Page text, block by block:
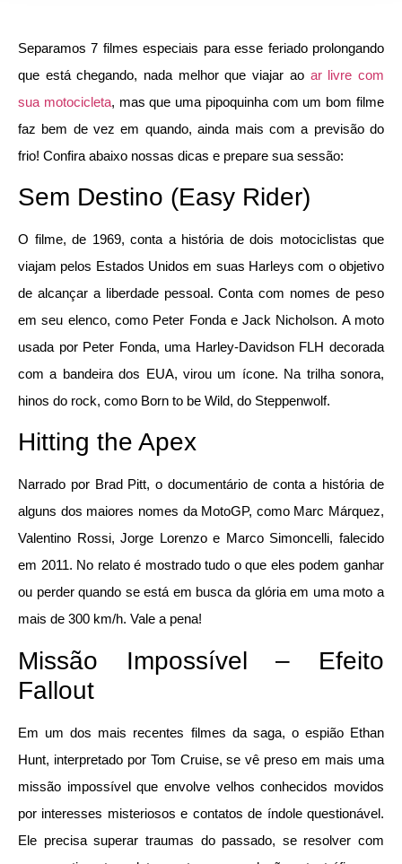
Separamos 7 filmes especiais para esse feriado prolongando
que está chegando, nada melhor que viajar ao ar livre com
sua motocicleta, mas que uma pipoquinha com um bom filme
faz bem de vez em quando, ainda mais com a previsão do
frio! Confira abaixo nossas dicas e prepare sua sessão:
Sem Destino (Easy Rider)
O filme, de 1969, conta a história de dois motociclistas que
viajam pelos Estados Unidos em suas Harleys com o objetivo
de alcançar a liberdade pessoal. Conta com nomes de peso
em seu elenco, como Peter Fonda e Jack Nicholson. A moto
usada por Peter Fonda, uma Harley-Davidson FLH decorada
com a bandeira dos EUA, virou um ícone. Na trilha sonora,
hinos do rock, como Born to be Wild, do Steppenwolf.
Hitting the Apex
Narrado por Brad Pitt, o documentário de conta a história de
alguns dos maiores nomes da MotoGP, como Marc Márquez,
Valentino Rossi, Jorge Lorenzo e Marco Simoncelli, falecido
em 2011. No relato é mostrado tudo o que eles podem ganhar
ou perder quando se está em busca da glória em uma moto a
mais de 300 km/h. Vale a pena!
Missão Impossível – Efeito
Fallout
Em um dos mais recentes filmes da saga, o espião Ethan
Hunt, interpretado por Tom Cruise, se vê preso em mais uma
missão impossível que envolve velhos conhecidos movidos
por interesses misteriosos e contatos de índole questionável.
Ele precisa superar traumas do passado, se resolver com